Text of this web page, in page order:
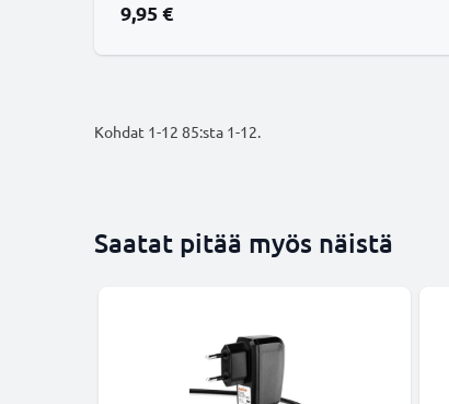
DVD, blu-ray, kamera, näyt
9,95 €
Kohdat 1-12 85:sta 1-12.
Saatat pitää myös näistä